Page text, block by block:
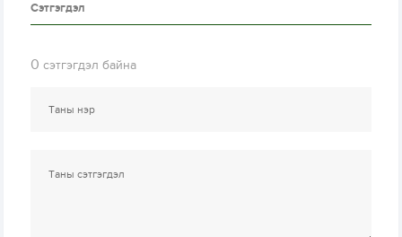
Сэтгэгдэл
0 сэтгэгдэл байна